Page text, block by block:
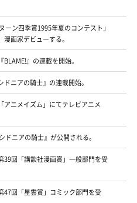
ーン四季賞1995年夏のコンテスト」
画家デビューする。
BLAME!』の連載を開始。
ドニアの騎士』の連載開始。
アニメイズム」にてテレビアニメ
ドニアの騎士』が公開される。
39回「講談社漫画賞」一般部門を受
47回「星雲賞」コミック部門を受